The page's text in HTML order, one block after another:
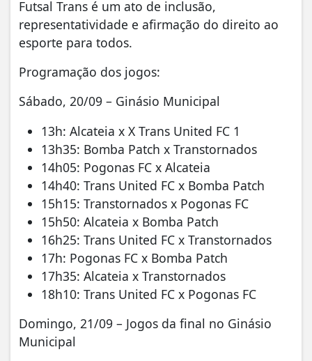
Futsal Trans é um ato de inclusão,
representatividade e afirmação do direito ao
esporte para todos.
Programação dos jogos:
Sábado, 20/09 – Ginásio Municipal
13h: Alcateia x X Trans United FC 1
13h35: Bomba Patch x Transtornados
14h05: Pogonas FC x Alcateia
14h40: Trans United FC x Bomba Patch
15h15: Transtornados x Pogonas FC
15h50: Alcateia x Bomba Patch
16h25: Trans United FC x Transtornados
17h: Pogonas FC x Bomba Patch
17h35: Alcateia x Transtornados
18h10: Trans United FC x Pogonas FC
Domingo, 21/09 – Jogos da final no Ginásio
Municipal